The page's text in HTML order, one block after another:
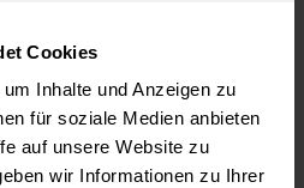
Cookies
Inhalte und Anzeigen zu
für soziale Medien anbieten
auf unsere Website zu
wir Informationen zu Ihrer